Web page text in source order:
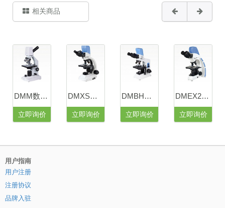
相关商品
DMM数码学生显微镜
立即询价
DMXS数码生物显微镜
立即询价
DMBH数码生物显微镜
立即询价
DMEX20数码生物显微镜
立即询价
用户指南
用户注册
注册协议
品牌入驻